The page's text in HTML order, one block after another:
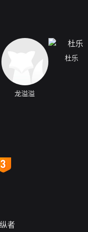
龙溢溢
杜乐
者